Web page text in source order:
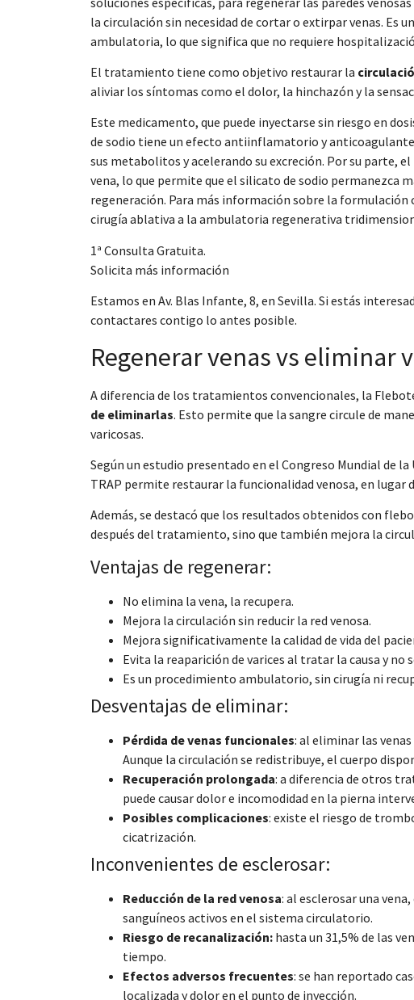
consentimiento
Denegar
la circulación sin necesidad de cortar o extirpar venas. Es
ambulatoria, lo que significa que no requiere
El tratamiento tiene como objetivo restaurar la
aliviar los síntomas como el dolor, la hinchazón y la
Este medicamento, que puede inyectarse sin riesgo en
de sodio tiene un efecto antiinflamatorio y
sus metabolitos y acelerando su excreción. Por su parte,
vena, lo que permite que el silicato de sodio permanezca
regeneración. Para más información sobre la
cirugía ablativa a la ambulatoria regenerativa
1ª Consulta Gratuita.
Solicita más información
Estamos en Av. Blas Infante, 8, en Sevilla. Si estás
contactares contigo lo antes posible.
Regenerar venas vs eliminar
A diferencia de los tratamientos convencionales, la
de eliminarlas. Esto permite que la sangre circule de
varicosas.
Según un estudio presentado en el Congreso Mundial de
TRAP permite restaurar la funcionalidad venosa, en lugar
Además, se destacó que los resultados obtenidos con
después del tratamiento, sino que también mejora la
Ventajas de regenerar:
No elimina la vena, la recupera.
Mejora la circulación sin reducir la red venosa.
Mejora significativamente la calidad de vida del
Evita la reaparición de varices al tratar la causa y no
Es un procedimiento ambulatorio, sin cirugía ni
Desventajas de eliminar:
Pérdida de venas funcionales: al eliminar las
Aunque la circulación se redistribuye, el cuerpo
Recuperación prolongada: a diferencia de otros
puede causar dolor e incomodidad en la pierna
Posibles complicaciones: existe el riesgo de
cicatrización.
Inconvenientes de esclerosar:
Reducción de la red venosa: al esclerosar una
sanguíneos activos en el sistema circulatorio.
Riesgo de recanalización: hasta un 31,5% de las
tiempo.
Efectos adversos frecuentes: se han reportado
localizada y dolor en el punto de inyección.